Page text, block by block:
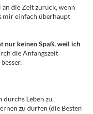
die Zeit zurück, wenn
mir einfach überhaupt
nur keinen Spaß, weil ich
die Anfangszeit
durchs Leben zu
zu dürfen (die Besten